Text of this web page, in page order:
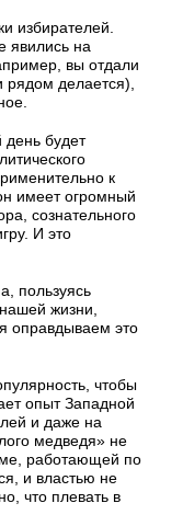
избирателей.
явились на
вы отдали
рядом делается),
день будет
к
имеет огромный
сознательного
И это
пользуясь
жизни,
оправдываем это
чтобы
опыт Западной
и даже на
медведя» не
работающей по
и властью не
что плевать в